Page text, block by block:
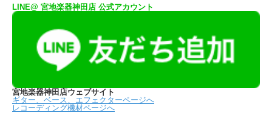
LINE@ 宮地楽器神田店 公式アカウント
宮地楽器神田店ウェブサイト
ギター、ベース、エフェクターページへ
レコーディング機材ページへ